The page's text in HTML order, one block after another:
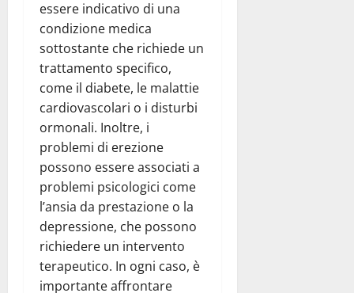
essere indicativo di una
condizione medica
sottostante che richiede un
trattamento specifico,
come il diabete, le malattie
cardiovascolari o i disturbi
ormonali. Inoltre, i
problemi di erezione
possono essere associati a
problemi psicologici come
l’ansia da prestazione o la
depressione, che possono
richiedere un intervento
terapeutico. In ogni caso, è
importante affrontare